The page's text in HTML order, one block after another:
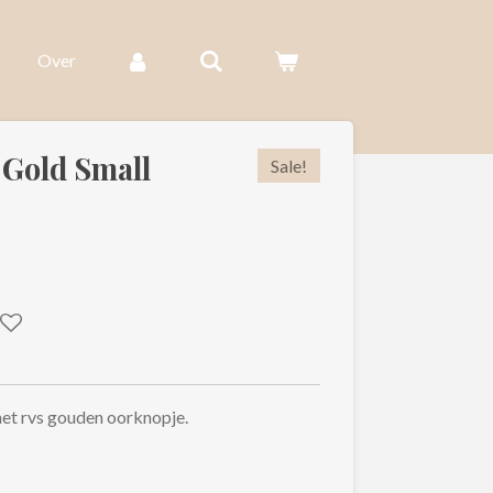
Over
Small Sale!
rvs gouden oorknopje.